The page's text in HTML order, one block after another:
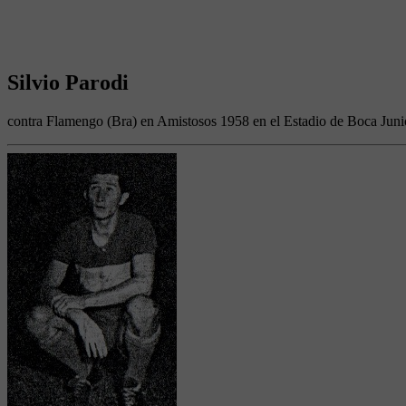
Silvio Parodi
contra Flamengo (Bra) en Amistosos 1958 en el Estadio de Boca